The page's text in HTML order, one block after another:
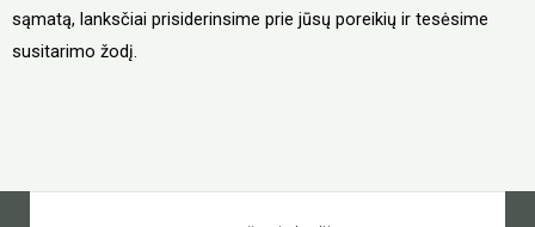
sąmatą, lanksčiai prisiderinsime prie jūsų poreikių ir tesėsime
susitarimo žodį.